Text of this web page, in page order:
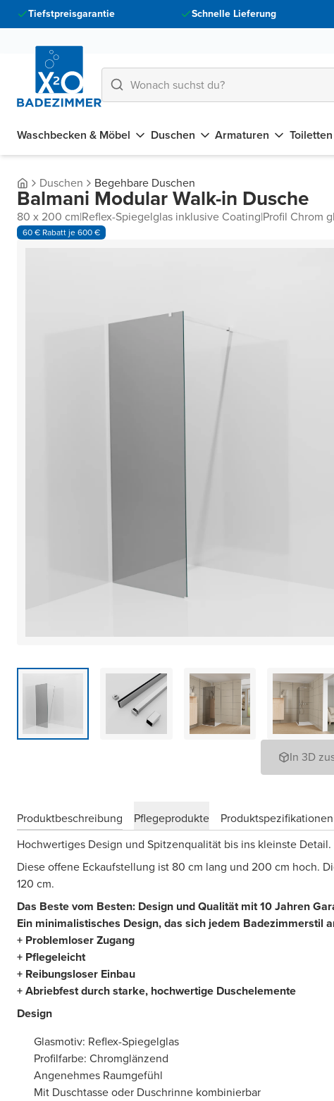
Tiefstpreisgarantie Schnelle Lieferung
Waschbecken & Möbel Duschen Armaturen Toiletten
Duschen Begehbare Duschen
Balmani Modular Walk-in Dusche
80 x 200 cm|Reflex-Spiegelglas inklusive Coating|Profil Chrom
60 € Rabatt je 600 €
In 3D
Produktbeschreibung
Pflegeprodukte Produktspezifikationen
Hochwertiges Design und Spitzenqualität bis ins kleinste Detail.
Diese offene Eckaufstellung ist 80 cm lang und 200 cm hoch.
120 cm.
Das Beste vom Besten: Design und Qualität mit 10 Jahren
Ein minimalistisches Design, das sich jedem Badezimmerstil
+ Problemloser Zugang
+ Pflegeleicht
+ Reibungsloser Einbau
+ Abriebfest durch starke, hochwertige Duschelemente
Design
Glasmotiv: Reflex-Spiegelglas
Profilfarbe: Chromglänzend
Angenehmes Raumgefühl
Mit Duschtasse oder Duschrinne kombinierbar